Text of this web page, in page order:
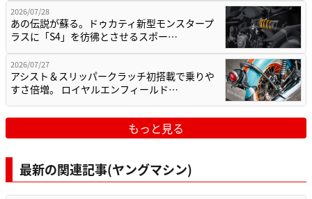
2026/07/28
あの伝説が蘇る。ドゥカティ新型モンスタープ
ラスに「S4」を彷彿とさせるスポー…
2026/07/27
アシスト＆スリッパークラッチ初搭載で乗りや
すさ倍増。 ロイヤルエンフィールド…
もっと見る
最新の関連記事(ヤングマシン)